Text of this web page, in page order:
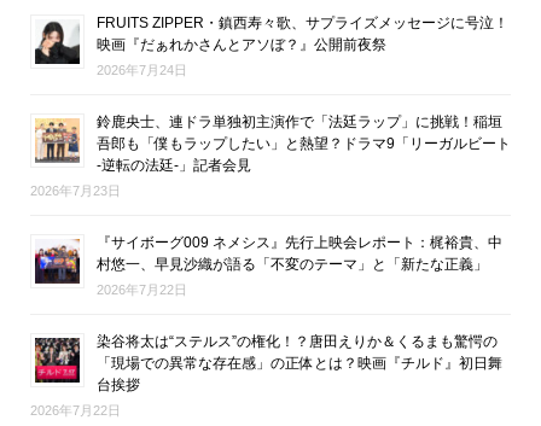
FRUITS ZIPPER・鎮西寿々歌、サプライズメッセージに号泣！
映画『だぁれかさんとアソぼ？』公開前夜祭
2026年7月24日
鈴鹿央士、連ドラ単独初主演作で「法廷ラップ」に挑戦！稲垣
吾郎も「僕もラップしたい」と熱望？ドラマ9「リーガルビート
-逆転の法廷-」記者会見
2026年7月23日
『サイボーグ009 ネメシス』先行上映会レポート：梶裕貴、中
村悠一、早見沙織が語る「不変のテーマ」と「新たな正義」
2026年7月22日
染谷将太は“ステルス”の権化！？唐田えりか＆くるまも驚愕の
「現場での異常な存在感」の正体とは？映画『チルド』初日舞
台挨拶
2026年7月22日